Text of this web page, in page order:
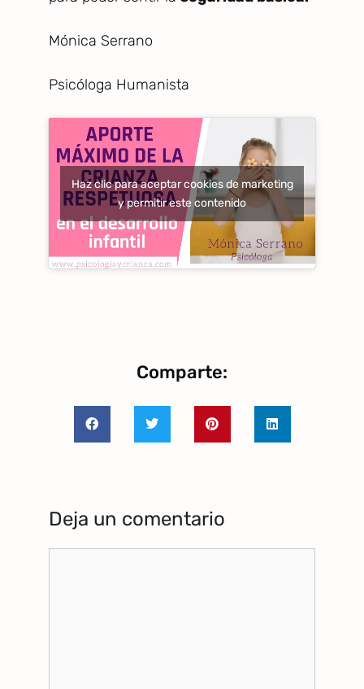
Mónica Serrano
Psicóloga Humanista
Haz clic para aceptar cookies de marketing
y permitir este contenido
Comparte:
Deja un comentario